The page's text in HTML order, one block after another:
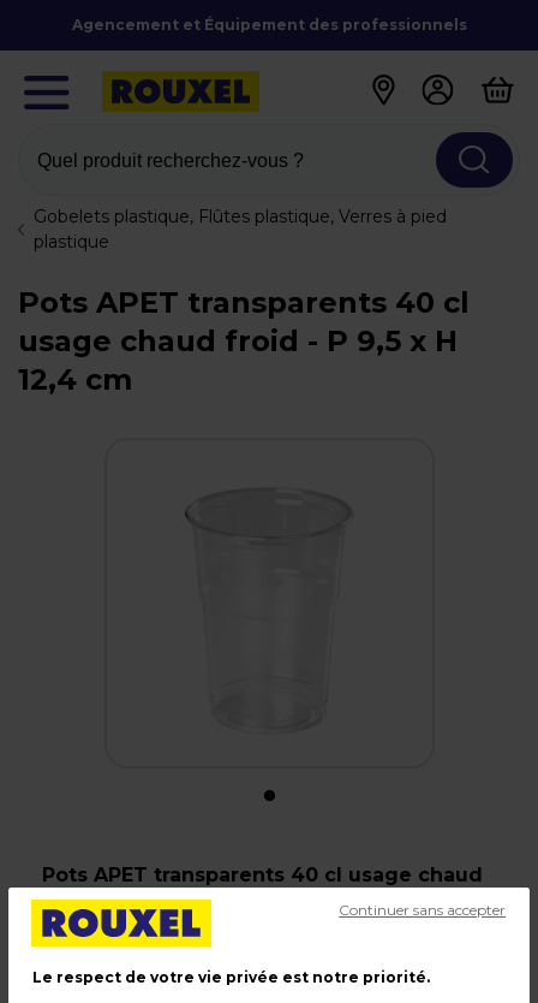
Agencement et Équipement des professionnels
Quel produit recherchez-vous ?
Gobelets plastique, Flûtes plastique, Verres à pied
plastique
Pots APET transparents 40 cl
usage chaud froid - P 9,5 x H
12,4 cm
Pots APET transparents 40 cl usage chaud
Couleur : Transparent
Le respect de votre vie privée est notre priorité.
Continuer sans accepter